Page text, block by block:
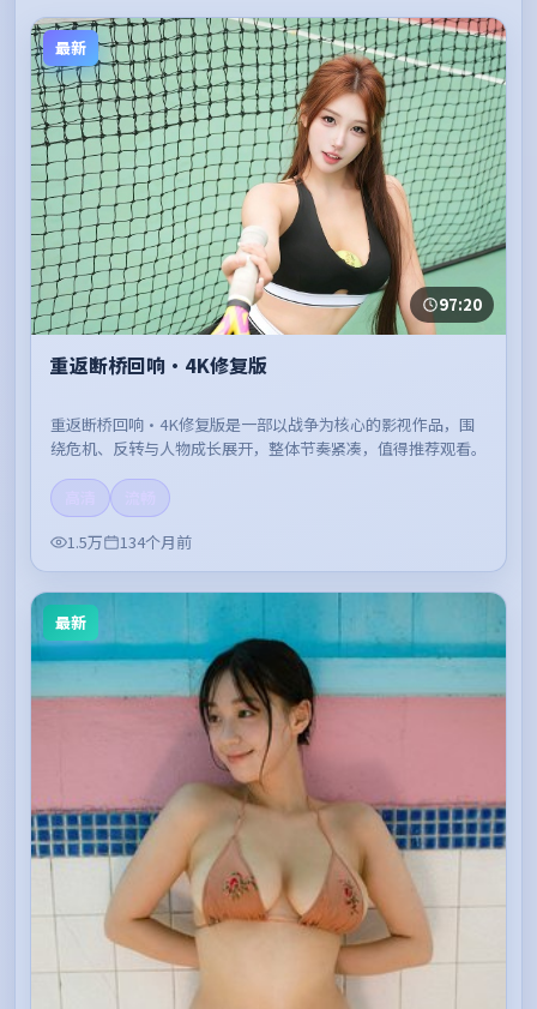
最新
97:20
重返断桥回响·4K修复版
重返断桥回响·4K修复版是一部以战争为核心的影视作品，围
绕危机、反转与人物成长展开，整体节奏紧凑，值得推荐观看。
1.5万
134个月前
最新